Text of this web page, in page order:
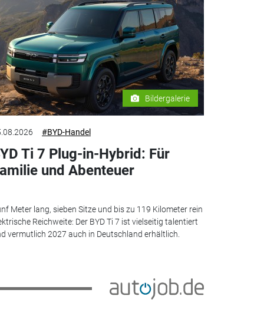
Bildergalerie
#BYD-Handel
Ti 7 Plug-in-Hybrid: Für
und Abenteuer
Meter lang, sieben Sitze und bis zu 119 Kilometer rein
Reichweite: Der BYD Ti 7 ist vielseitig talentiert
vermutlich 2027 auch in Deutschland erhältlich.